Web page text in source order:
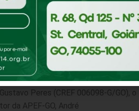
gera emprego e renda. Aparecida
ativos, 127 academias e
comprometeu-se a apresentar o
do Centro de Operações de
Peres (CREF 006098-G/GO), o
da APEF-GO, André